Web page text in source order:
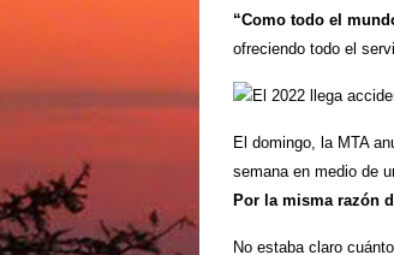
“Como todo el
ofreciendo todo el
El domingo, la MTA
semana en medio de
Por la misma razón
No estaba claro